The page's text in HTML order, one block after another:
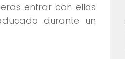
entrar con ellas
durante un